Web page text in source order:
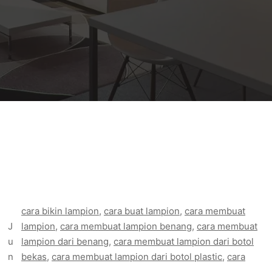
J
u
n
cara bikin lampion, cara buat lampion, cara membuat
lampion, cara membuat lampion benang, cara membuat
lampion dari benang, cara membuat lampion dari botol
bekas, cara membuat lampion dari botol plastic, cara